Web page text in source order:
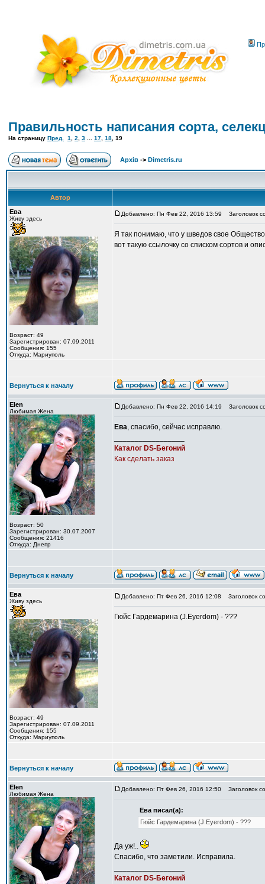
Правильность написания сорта,
На страницу Пред. 1 2 3 17 18 19
Архів -> Dimetris.ru
Автор
Ева
Живу здесь
Возраст: 49
Зарегистрирован: 07.09.2011
Сообщения: 155
Откуда: Мариуполь
Добавлено: Пн Фев 22, 2016 13:59 Заголовок
Я так понимаю, что у шведов свое
вот такую ссылочку со списком сортов и
Вернуться к началу
Elen
Любимая Жена
Возраст: 50
Зарегистрирован: 30.07.2007
Сообщения: 21416
Откуда: Днепр
Добавлено: Пн Фев 22, 2016 14:19 Заголовок
Ева, спасибо, сейчас исправлю.
Каталог DS-Бегоний
Как сделать заказ
Вернуться к началу
Ева
Живу здесь
Возраст: 49
Зарегистрирован: 07.09.2011
Сообщения: 155
Откуда: Мариуполь
Добавлено: Пт Фев 26, 2016 12:08 Заголовок
Гюйс Гардемарина (J.Eyerdom) - ???
Вернуться к началу
Elen
Любимая Жена
Добавлено: Пт Фев 26, 2016 12:50 Заголовок
Ева писал(а):
Гюйс Гардемарина (J.Eyerdom) - ???
Да уж!..
Спасибо, что заметили. Исправила.
Каталог DS-Бегоний